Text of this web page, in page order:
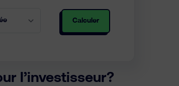
Calculer
l’investisseur?